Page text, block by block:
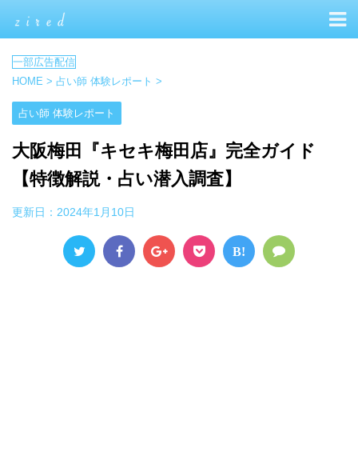
HOME > 占い師 体験レポート >
占い師 体験レポート
大阪梅田『キセキ梅田店』完全ガイド
【特徴解説・占い潜入調査】
更新日： 2024年1月10日
B!